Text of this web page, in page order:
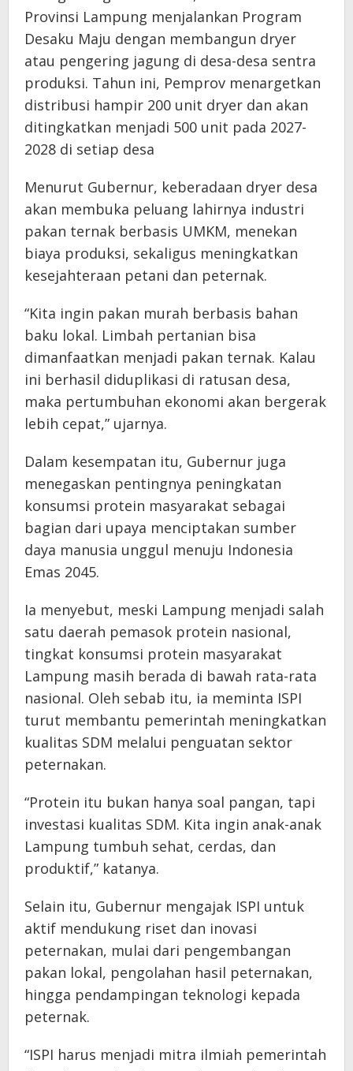
Provinsi Lampung menjalankan Program
Desaku Maju dengan membangun dryer
atau pengering jagung di desa-desa sentra
produksi. Tahun ini, Pemprov menargetkan
distribusi hampir 200 unit dryer dan akan
ditingkatkan menjadi 500 unit pada 2027-
2028 di setiap desa
Menurut Gubernur, keberadaan dryer desa
akan membuka peluang lahirnya industri
pakan ternak berbasis UMKM, menekan
biaya produksi, sekaligus meningkatkan
kesejahteraan petani dan peternak.
“Kita ingin pakan murah berbasis bahan
baku lokal. Limbah pertanian bisa
dimanfaatkan menjadi pakan ternak. Kalau
ini berhasil diduplikasi di ratusan desa,
maka pertumbuhan ekonomi akan bergerak
lebih cepat,” ujarnya.
Dalam kesempatan itu, Gubernur juga
menegaskan pentingnya peningkatan
konsumsi protein masyarakat sebagai
bagian dari upaya menciptakan sumber
daya manusia unggul menuju Indonesia
Emas 2045.
Ia menyebut, meski Lampung menjadi salah
satu daerah pemasok protein nasional,
tingkat konsumsi protein masyarakat
Lampung masih berada di bawah rata-rata
nasional. Oleh sebab itu, ia meminta ISPI
turut membantu pemerintah meningkatkan
kualitas SDM melalui penguatan sektor
peternakan.
“Protein itu bukan hanya soal pangan, tapi
investasi kualitas SDM. Kita ingin anak-anak
Lampung tumbuh sehat, cerdas, dan
produktif,” katanya.
Selain itu, Gubernur mengajak ISPI untuk
aktif mendukung riset dan inovasi
peternakan, mulai dari pengembangan
pakan lokal, pengolahan hasil peternakan,
hingga pendampingan teknologi kepada
peternak.
“ISPI harus menjadi mitra ilmiah pemerintah